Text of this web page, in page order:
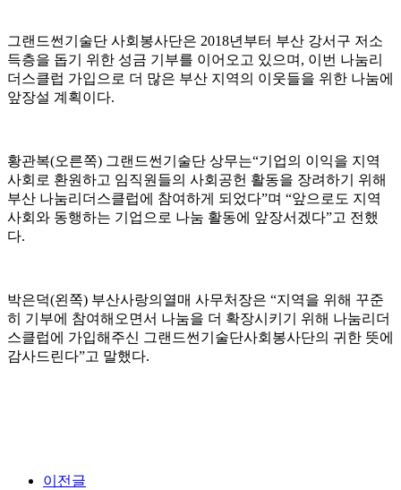
그랜드썬기술단 사회봉사단은 2018년부터 부산 강서구 저소
득층을 돕기 위한 성금 기부를 이어오고 있으며, 이번 나눔리
더스클럽 가입으로 더 많은 부산 지역의 이웃들을 위한 나눔에
앞장설 계획이다.
황관복(오른쪽) 그랜드썬기술단 상무는“기업의 이익을 지역
사회로 환원하고 임직원들의 사회공헌 활동을 장려하기 위해
부산 나눔리더스클럽에 참여하게 되었다”며 “앞으로도 지역
사회와 동행하는 기업으로 나눔 활동에 앞장서겠다”고 전했
다.
박은덕(왼쪽) 부산사랑의열매 사무처장은 “지역을 위해 꾸준
히 기부에 참여해오면서 나눔을 더 확장시키기 위해 나눔리더
스클럽에 가입해주신 그랜드썬기술단사회봉사단의 귀한 뜻에
감사드린다”고 말했다.
이전글